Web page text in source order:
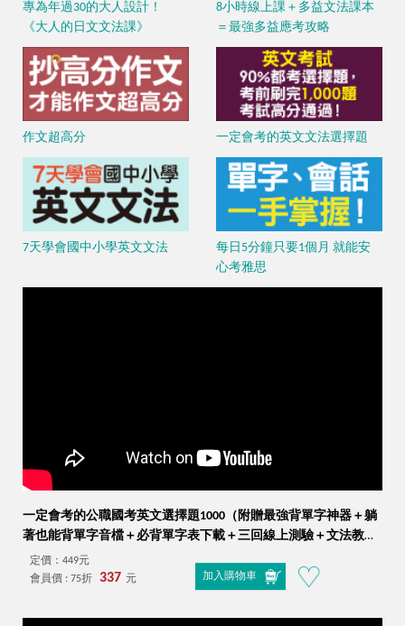
專為年過30的大人設計！
《大人的日文文法課》
8小時線上課＋多益文法課本
＝最強多益應考攻略
作文超高分 一定會考的英文文法選擇題
7天學會國中小學英文文法
每日5分鐘只要1個月 就能安
心考雅思
一定會考的公職國考英文選擇題1000（附贈最強背單字神器＋躺
著也能背單字音檔＋必背單字表下載＋三回線上測驗＋文法教學
影片＋歷屆考古題下載）
定價：449元
會員價 : 75折
337 元 加入購物車